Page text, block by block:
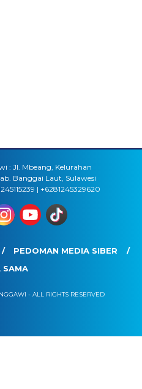
: Jl. Mbeang, Kelurahan
Banggai Laut, Sulawesi
| +6281245329620
PEDOMAN MEDIA SIBER
SAMA
- ALL RIGHTS RESERVED